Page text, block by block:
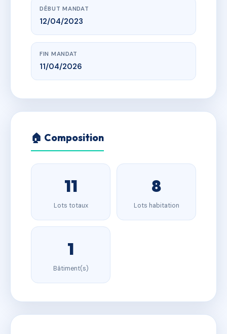
DÉBUT MANDAT
12/04/2023
FIN MANDAT
11/04/2026
🏠 Composition
11
Lots totaux
8
Lots habitation
1
Bâtiment(s)